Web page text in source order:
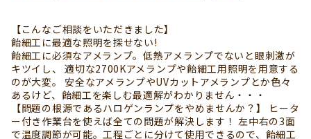
【こんなご相談をいただきました】
飴細工に最適な照明を探せない!
飴細工に必須なアメランプ。低熱アメランプでないと眼刺激が
キツイし、 適切な2700Kアメランプや飴細工用照明を用意する
のが大変。 安全なアメランプやUVカットアメランプとか色々
あるけど、飴細工を楽しむ最適解がわかりません・・・
【問題の根源であるハロゲンランプをやめませんか？】 ヒータ
ー付き作業台を使えば全ての問題が解決します！ 左中右の3面
で温度調節が可能。工程ごとに分けて使用できるので、飴細工